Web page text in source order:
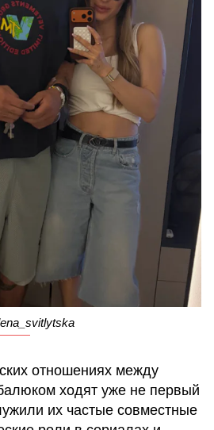
отношениях между
ходят уже не первый
их частые совместные